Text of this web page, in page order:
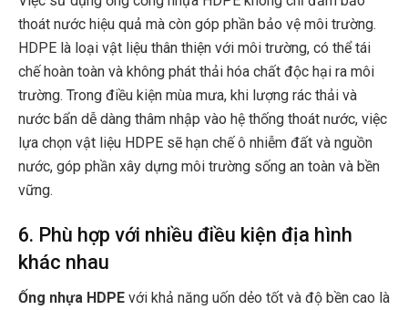
thoát nước hiệu quả mà còn góp phần bảo vệ môi trường.
HDPE là loại vật liệu thân thiện với môi trường, có thể tái
chế hoàn toàn và không phát thải hóa chất độc hại ra môi
trường. Trong điều kiện mùa mưa, khi lượng rác thải và
nước bẩn dễ dàng thâm nhập vào hệ thống thoát nước, việc
lựa chọn vật liệu HDPE sẽ hạn chế ô nhiễm đất và nguồn
nước, góp phần xây dựng môi trường sống an toàn và bền
vững.
6. Phù hợp với nhiều điều kiện địa hình
khác nhau
Ống nhựa HDPE với khả năng uốn dẻo tốt và độ bền cao là